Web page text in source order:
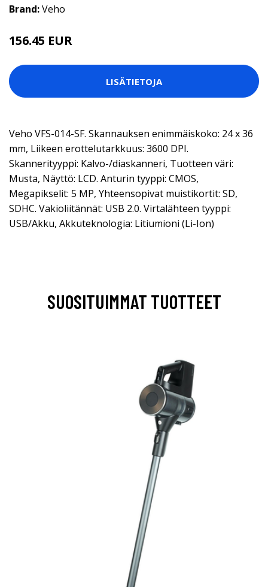
Brand:Veho
156.45 EUR
LISÄTIETOJA
Veho VFS-014-SF. Skannauksen enimmäiskoko: 24 x 36
mm, Liikeen erottelutarkkuus: 3600 DPI.
Skannerityyppi: Kalvo-/diaskanneri, Tuotteen väri:
Musta, Näyttö: LCD. Anturin tyyppi: CMOS,
Megapikselit: 5 MP, Yhteensopivat muistikortit: SD,
SDHC. Vakioliitännät: USB 2.0. Virtalähteen tyyppi:
USB/Akku, Akkuteknologia: Litiumioni (Li-Ion)
SUOSITUIMMAT TUOTTEET